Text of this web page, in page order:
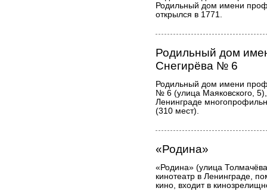
Родильный дом имени
открылся в 1771.
Родильный дом
Снегирёва № 6
Родильный дом имени
№ 6 (улица Маяковского,
Ленинграде
(310 мест).
«Родина»
«Родина» (улица
кинотеатр в Ленинграде,
кино, входит в